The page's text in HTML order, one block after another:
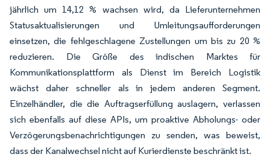
jährlich um 14,12 % wachsen wird, da Lieferunternehmen
Statusaktualisierungen und Umleitungsaufforderungen
einsetzen, die fehlgeschlagene Zustellungen um bis zu 20 %
reduzieren. Die Größe des indischen Marktes für
Kommunikationsplattform als Dienst im Bereich Logistik
wächst daher schneller als in jedem anderen Segment.
Einzelhändler, die die Auftragserfüllung auslagern, verlassen
sich ebenfalls auf diese APIs, um proaktive Abholungs- oder
Verzögerungsbenachrichtigungen zu senden, was beweist,
dass der Kanalwechsel nicht auf Kurierdienste beschränkt ist.